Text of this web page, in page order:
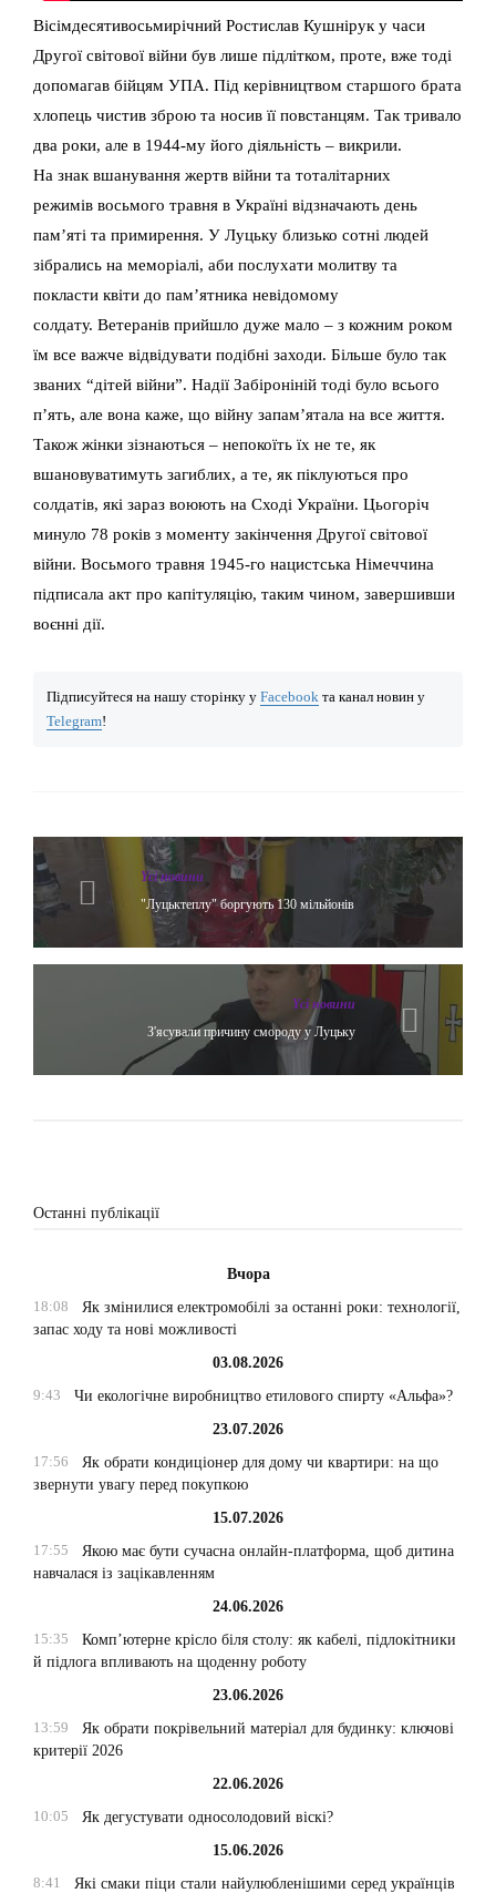
Вісімдесятивосьмирічний Ростислав Кушнірук у часи
Другої світової війни був лише підлітком, проте, вже тоді
допомагав бійцям УПА. Під керівництвом старшого брата
хлопець чистив зброю та носив її повстанцям. Так тривало
два роки, але в 1944-му його діяльність – викрили.
На знак вшанування жертв війни та тоталітарних
режимів восьмого травня в Україні відзначають день
пам’яті та примирення. У Луцьку близько сотні людей
зібрались на меморіалі, аби послухати молитву та
покласти квіти до пам’ятника невідомому
солдату. Ветеранів прийшло дуже мало – з кожним роком
їм все важче відвідувати подібні заходи. Більше було так
званих “дітей війни”. Надії Забіроніній тоді було всього
п’ять, але вона каже, що війну запам’ятала на все життя.
Також жінки зізнаються – непокоїть їх не те, як
вшановуватимуть загиблих, а те, як піклуються про
солдатів, які зараз воюють на Сході України. Цьогоріч
минуло 78 років з моменту закінчення Другої світової
війни. Восьмого травня 1945-го нацистська Німеччина
підписала акт про капітуляцію, таким чином, завершивши
воєнні дії.
Підписуйтеся на нашу сторінку у Facebook та канал новин у
Telegram!
Yсі новини
"Луцьктеплу" боргують 130 мільйонів
Yсі новини
З'ясували причину смороду у Луцьку
Останні публікації
Вчора
18:08
Як змінилися електромобілі за останні роки: технології,
запас ходу та нові можливості
03.08.2026
9:43
Чи екологічне виробництво етилового спирту «Альфа»?
23.07.2026
17:56
Як обрати кондиціонер для дому чи квартири: на що
звернути увагу перед покупкою
15.07.2026
17:55
Якою має бути сучасна онлайн-платформа, щоб дитина
навчалася із зацікавленням
24.06.2026
15:35
Комп’ютерне крісло біля столу: як кабелі, підлокітники
й підлога впливають на щоденну роботу
23.06.2026
13:59
Як обрати покрівельний матеріал для будинку: ключові
критерії 2026
22.06.2026
10:05
Як дегустувати односолодовий віскі?
15.06.2026
8:41
Які смаки піци стали найулюбленішими серед українців